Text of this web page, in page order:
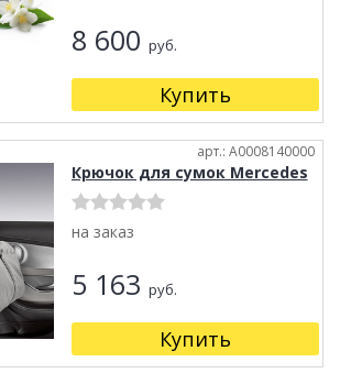
8 600 руб.
Купить
арт.: A0008140000
Крючок для сумок Mercedes
на заказ
5 163 руб.
Купить